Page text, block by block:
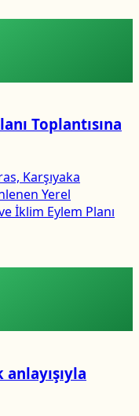
Toplantısına
Karşıyaka
Yerel
İklim Eylem Planı